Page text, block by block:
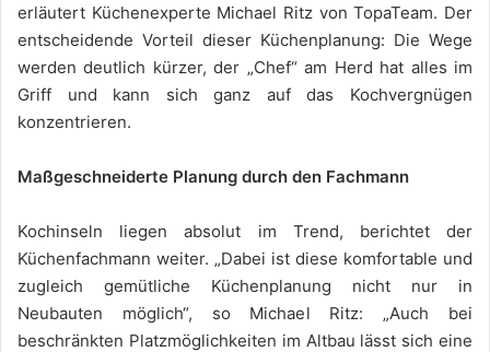
erläutert Küchenexperte Michael Ritz von TopaTeam. Der
entscheidende Vorteil dieser Küchenplanung: Die Wege
werden deutlich kürzer, der „Chef“ am Herd hat alles im
Griff und kann sich ganz auf das Kochvergnügen
konzentrieren.
Maßgeschneiderte Planung durch den Fachmann
Kochinseln liegen absolut im Trend, berichtet der
Küchenfachmann weiter. „Dabei ist diese komfortable und
zugleich gemütliche Küchenplanung nicht nur in
Neubauten möglich“, so Michael Ritz: „Auch bei
beschränkten Platzmöglichkeiten im Altbau lässt sich eine